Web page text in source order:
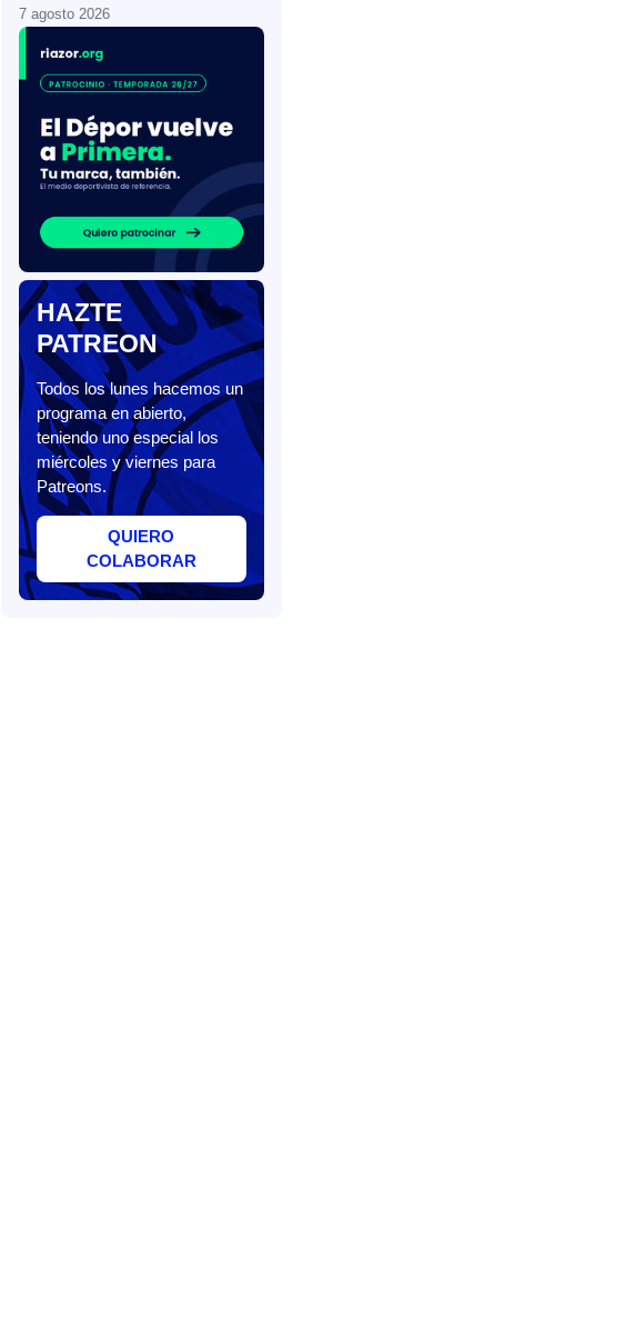
7 agosto 2026
HAZTE
PATREON
Todos los lunes hacemos un
programa en abierto,
teniendo uno especial los
miércoles y viernes para
Patreons.
QUIERO
COLABORAR